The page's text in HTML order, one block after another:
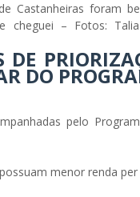
Castanheiras foram
cheguei – Fotos:
DE
DO
pelo
menor renda